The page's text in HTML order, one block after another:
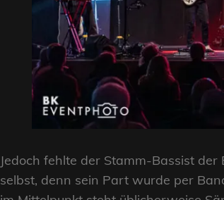
Jedoch fehlte der Stamm-Bassist
selbst, denn sein Part wurde per